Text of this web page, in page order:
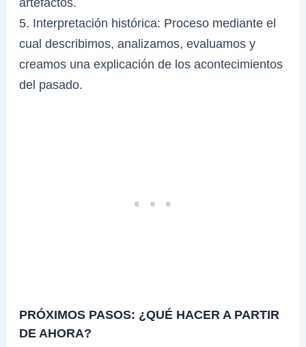
5. Interpretación histórica: Proceso mediante el
cual describimos, analizamos, evaluamos y
creamos una explicación de los acontecimientos
del pasado.
PRÓXIMOS PASOS: ¿QUÉ HACER A PARTIR
DE AHORA?